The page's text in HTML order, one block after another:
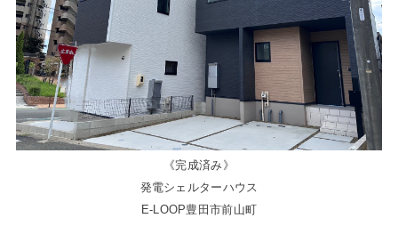
《完成済み》
発電シェルターハウス
E-LOOP豊田市前山町